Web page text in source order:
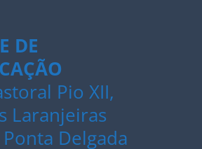
DE
Pio XII,
Laranjeiras
Delgada